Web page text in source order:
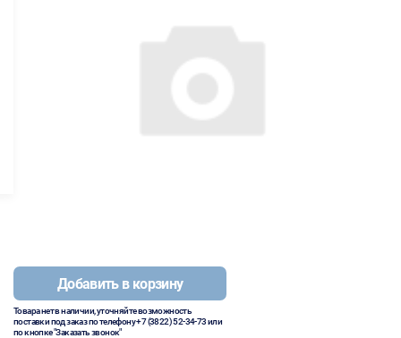
Добавить в корзину
Товара нет в наличии, уточняйте возможность
поставки под заказ по телефону+7 (3822) 52-34-73или
по кнопке "Заказать звонок"